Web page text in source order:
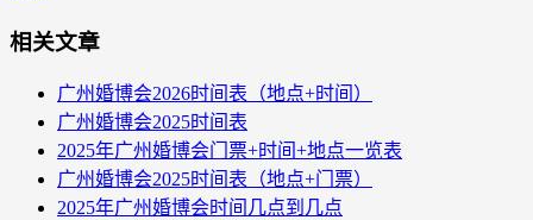
相关文章
广州婚博会2026时间表（地点+时间）
广州婚博会2025时间表
2025年广州婚博会门票+时间+地点一览表
广州婚博会2025时间表（地点+门票）
2025年广州婚博会时间几点到几点